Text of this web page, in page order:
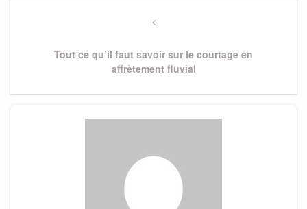
Previous
Tout ce qu’il faut savoir sur le courtage en
affrètement fluvial